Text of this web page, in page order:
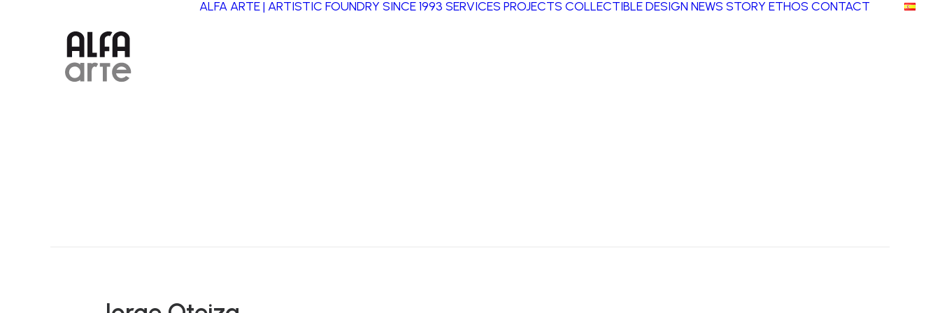
ALFA ARTE | ARTISTIC FOUNDRY SINCE 1993 SERVICES PROJECTS COLLECTIBLE DESIGN NEWS STORY ETHOS CONTACT